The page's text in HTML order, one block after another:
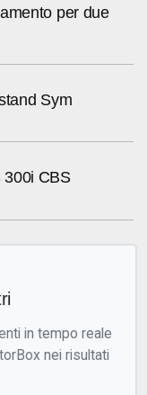
per due
Sym
300i CBS
in tempo reale
nei risultati